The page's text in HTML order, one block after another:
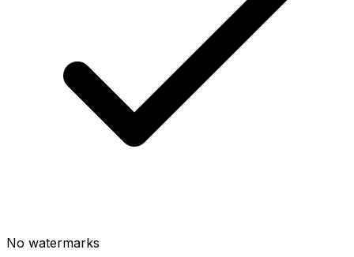
No watermarks